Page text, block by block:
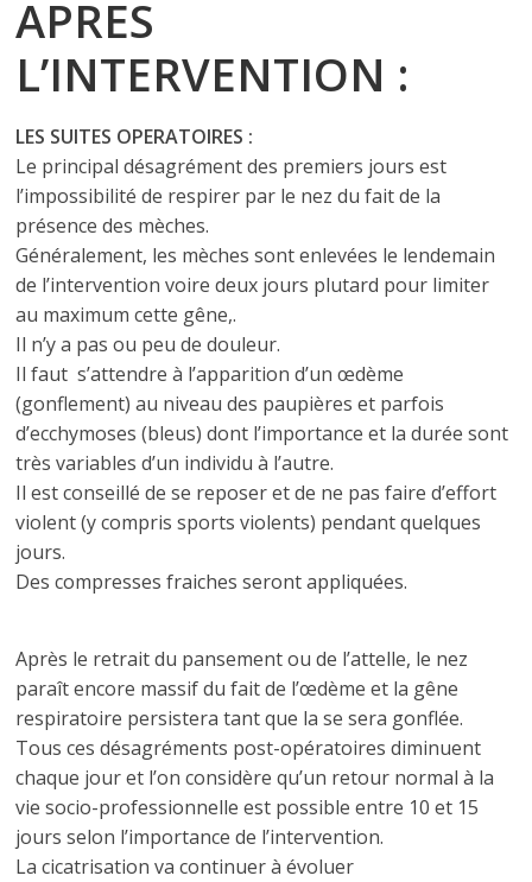
APRES
L’INTERVENTION :
LES SUITES OPERATOIRES :
Le principal désagrément des premiers jours est
l’impossibilité de respirer par le nez du fait de la
présence des mèches.
Généralement, les mèches sont enlevées le lendemain
de l’intervention voire deux jours plutard pour limiter
au maximum cette gêne,.
Il n’y a pas ou peu de douleur.
Il faut s’attendre à l’apparition d’un œdème
(gonflement) au niveau des paupières et parfois
d’ecchymoses (bleus) dont l’importance et la durée sont
très variables d’un individu à l’autre.
Il est conseillé de se reposer et de ne pas faire d’effort
violent (y compris sports violents) pendant quelques
jours.
Des compresses fraiches seront appliquées.
Après le retrait du pansement ou de l’attelle, le nez
paraît encore massif du fait de l’œdème et la gêne
respiratoire persistera tant que la se sera gonflée.
Tous ces désagréments post-opératoires diminuent
chaque jour et l’on considère qu’un retour normal à la
vie socio-professionnelle est possible entre 10 et 15
jours selon l’importance de l’intervention.
La cicatrisation va continuer à évoluer